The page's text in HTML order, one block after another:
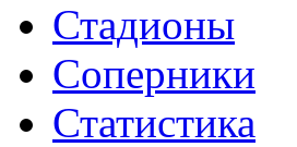
Стадионы
Соперники
Статистика